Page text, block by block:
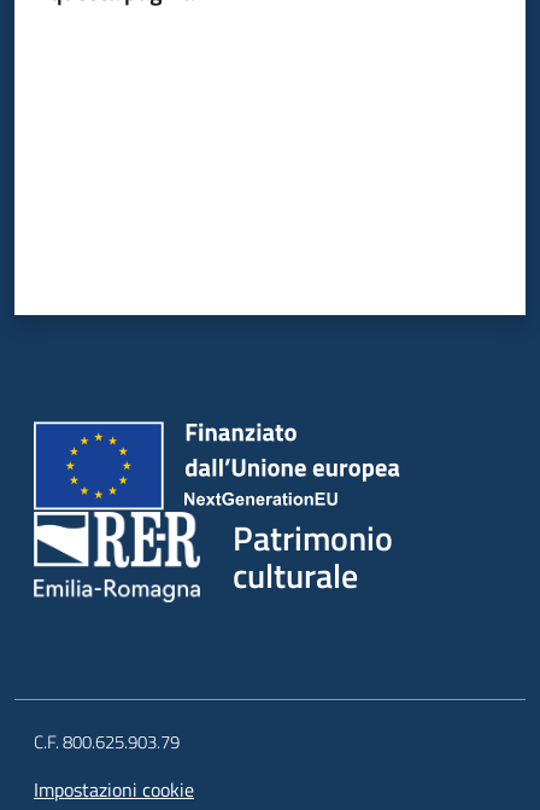
Patrimonio
culturale
C.F. 800.625.903.79
Impostazioni cookie